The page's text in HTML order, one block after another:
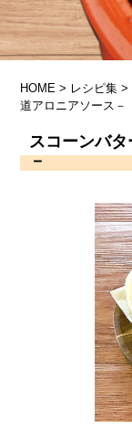
HOME > レシピ集
道アロニアソース－
スコーンバ
－